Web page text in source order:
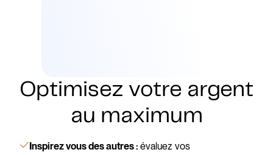
Optimisez votre argent
au maximum
Inspirez vous des autres : évaluez vos